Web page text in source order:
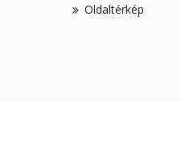
Oldaltérkép